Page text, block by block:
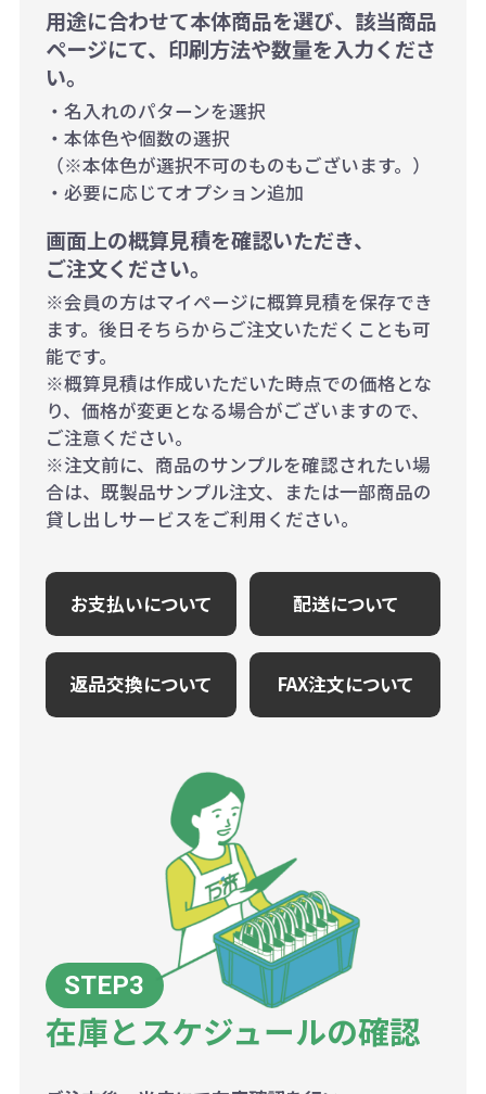
用途に合わせて本体商品を選び、該当商品
ページにて、印刷方法や数量を入力くださ
い。
・名入れのパターンを選択
・本体色や個数の選択
（※本体色が選択不可のものもございます。）
・必要に応じてオプション追加
画面上の概算見積を確認いただき、
ご注文ください。
※会員の方はマイページに概算見積を保存でき
ます。後日そちらからご注文いただくことも可
能です。
※概算見積は作成いただいた時点での価格とな
り、価格が変更となる場合がございますので、
ご注意ください。
※注文前に、商品のサンプルを確認されたい場
合は、既製品サンプル注文、または一部商品の
貸し出しサービスをご利用ください。
お支払いについて 配送について
返品交換について FAX注文について
在庫とスケジュールの確認